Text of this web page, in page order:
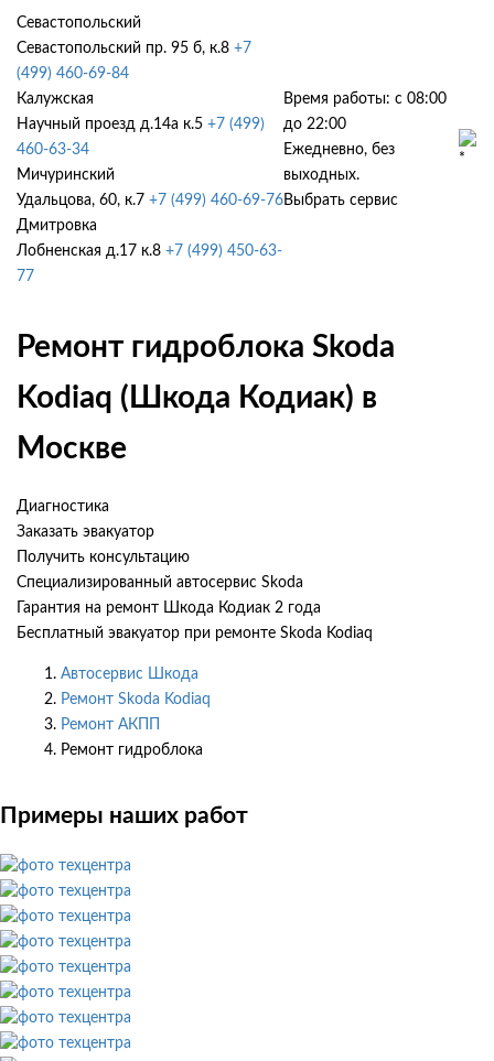
Севастопольский
Севастопольский пр. 95 б, к.8 +7
(499) 460-69-84
Калужская
Научный проезд д.14а к.5 +7 (499)
460-63-34
Мичуринский
Удальцова, 60, к.7 +7 (499) 460-69-76
Дмитровка
Лобненская д.17 к.8 +7 (499) 450-63-
77
Время работы: с 08:00
до 22:00
Ежедневно, без
выходных.
Выбрать сервис
Ремонт гидроблока Skoda
Kodiaq (Шкода Кодиак) в
Москве
Диагностика
Заказать эвакуатор
Получить консультацию
Специализированный автосервис Skoda
Гарантия на ремонт Шкода Кодиак 2 года
Бесплатный эвакуатор при ремонте Skoda Kodiaq
Автосервис Шкода
Ремонт Skoda Kodiaq
Ремонт АКПП
Ремонт гидроблока
Примеры наших работ